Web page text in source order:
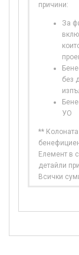
причини:
За
без
УО
**
Елемент в
детайли
Всички